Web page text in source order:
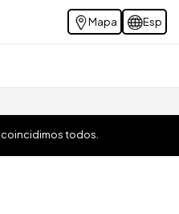
Mapa Esp
coincidimos todos.